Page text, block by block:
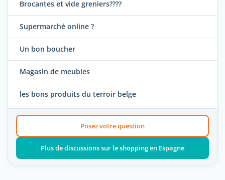
Brocantes et vide greniers????
Supermarché online ?
Un bon boucher
Magasin de meubles
les bons produits du terroir belge
Posez votre question
Plus de discussions sur le shopping en Espagne